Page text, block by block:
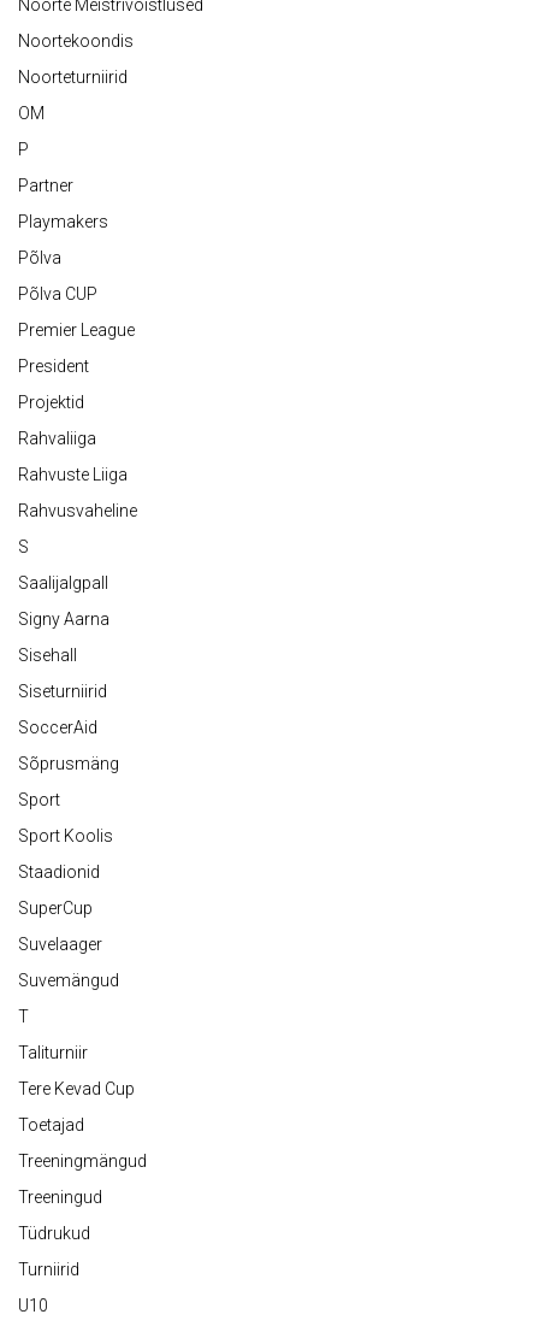
Noorte Meistrivõistlused
Noortekoondis
Noorteturniirid
OM
P
Partner
Playmakers
Põlva
Põlva CUP
Premier League
President
Projektid
Rahvaliiga
Rahvuste Liiga
Rahvusvaheline
S
Saalijalgpall
Signy Aarna
Sisehall
Siseturniirid
SoccerAid
Sõprusmäng
Sport
Sport Koolis
Staadionid
SuperCup
Suvelaager
Suvemängud
T
Taliturniir
Tere Kevad Cup
Toetajad
Treeningmängud
Treeningud
Tüdrukud
Turniirid
U10